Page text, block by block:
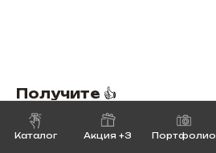
Каталог Акция +3 Портфолио
Получите 👍
✅3D-проект и лампаду
✅Расчет стоимости